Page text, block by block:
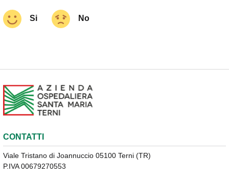
Si No
CONTATTI
Viale Tristano di Joannuccio 05100 Terni (TR)
P.IVA 00679270553